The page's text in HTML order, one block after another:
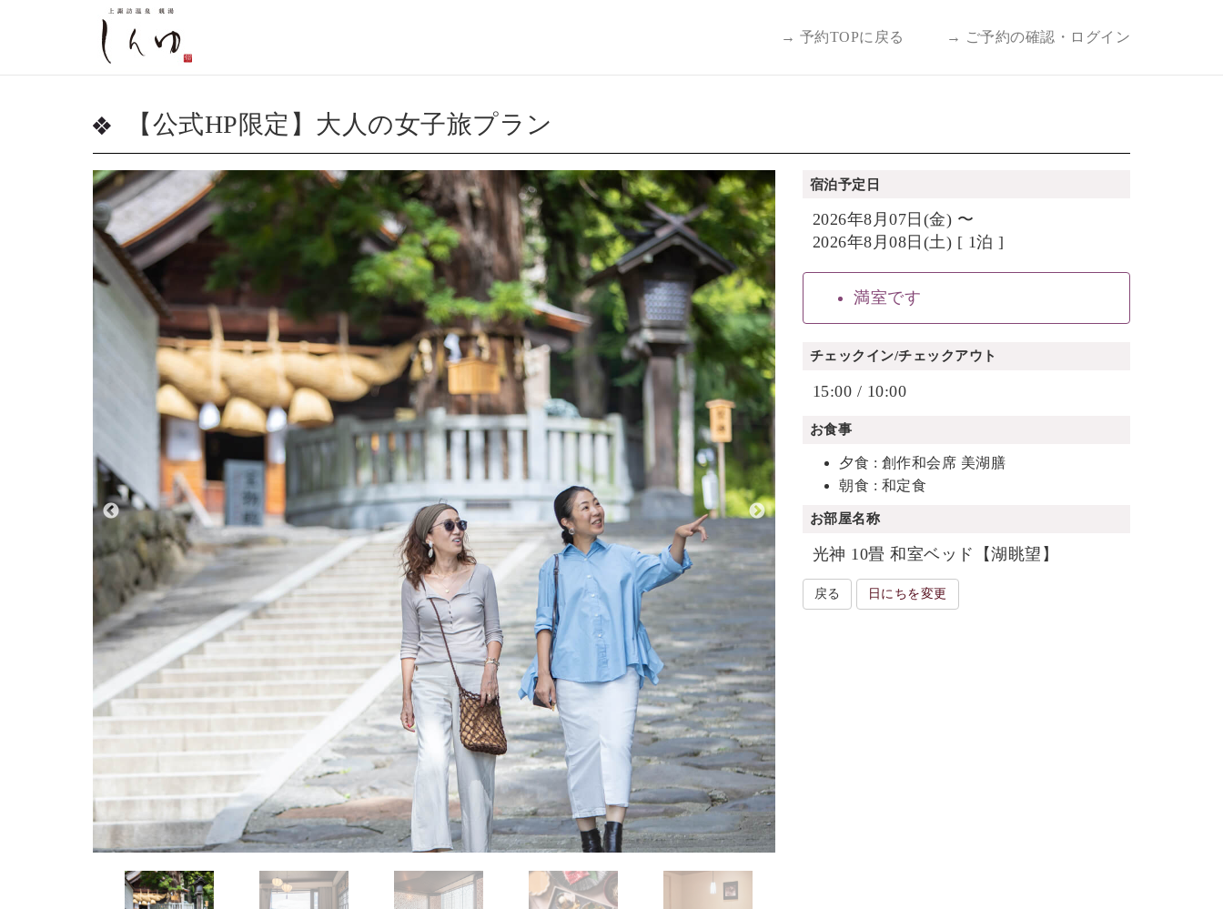
→ 予約TOPに戻る → ご予約の確認・ログイン
【公式HP限定】大人の女子旅プラン
宿泊予定日
2026年8月07日(金) 〜
2026年8月08日(土) [ 1泊 ]
満室です
チェックイン/チェックアウト
15:00 / 10:00
お食事
夕食 : 創作和会席 美湖膳
朝食 : 和定食
お部屋名称
光神 10畳 和室ベッド【湖眺望】
戻る 日にちを変更